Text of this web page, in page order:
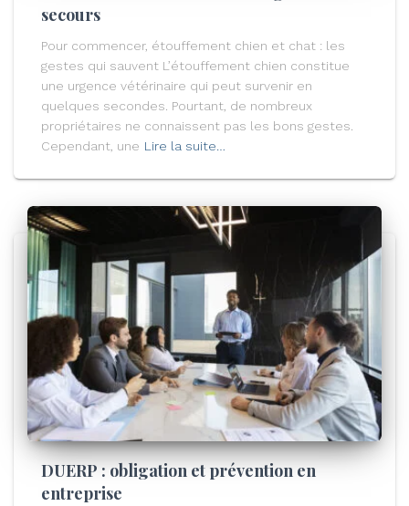
secours
Pour commencer, étouffement chien et chat : les
gestes qui sauvent L’étouffement chien constitue
une urgence vétérinaire qui peut survenir en
quelques secondes. Pourtant, de nombreux
propriétaires ne connaissent pas les bons gestes.
Cependant, une Lire la suite…
DUERP : obligation et prévention en
entreprise